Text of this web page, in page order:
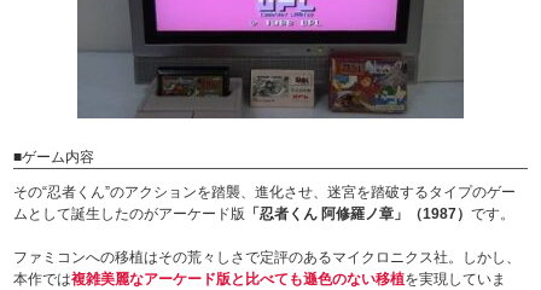
■ゲーム内容
その“忍者くん”のアクションを踏襲、進化させ、迷宮を踏破するタイプのゲー
ムとして誕生したのがアーケード版 「忍者くん 阿修羅ノ章」（1987）です。
ファミコンへの移植はその荒々しさで定評のあるマイクロニクス社。しかし、
本作では複雑美麗なアーケード版と比べても遜色のない移植を実現していま